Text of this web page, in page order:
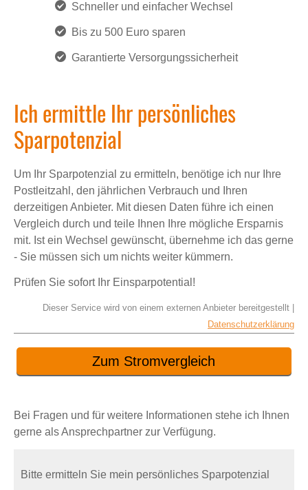
Schneller und einfacher Wechsel
Bis zu 500 Euro sparen
Garantierte Versorgungssicherheit
Ich ermittle Ihr persönliches
Sparpotenzial
Um Ihr Sparpotenzial zu ermitteln, benötige ich nur Ihre
Postleitzahl, den jährlichen Verbrauch und Ihren
derzeitigen Anbieter. Mit diesen Daten führe ich einen
Vergleich durch und teile Ihnen Ihre mögliche Ersparnis
mit. Ist ein Wechsel gewünscht, übernehme ich das gerne
- Sie müssen sich um nichts weiter kümmern.
Prüfen Sie sofort Ihr Einsparpotential!
Dieser Service wird von einem externen Anbieter bereitgestellt |
Datenschutzerklärung
Zum Stromvergleich
Bei Fragen und für weitere Informationen stehe ich Ihnen
gerne als Ansprechpartner zur Verfügung.
Bitte ermitteln Sie mein persönliches Sparpotenzial